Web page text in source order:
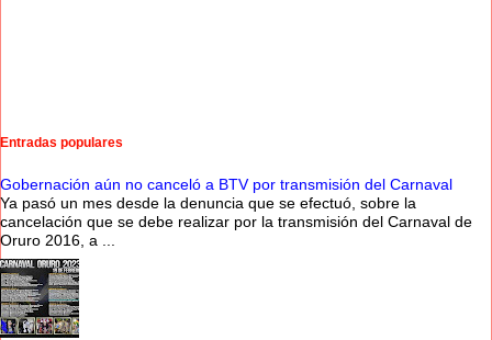
Entradas populares
Gobernación aún no canceló a BTV por transmisión del Carnaval
Ya pasó un mes desde la denuncia que se efectuó, sobre la
cancelación que se debe realizar por la transmisión del Carnaval de
Oruro 2016, a ...